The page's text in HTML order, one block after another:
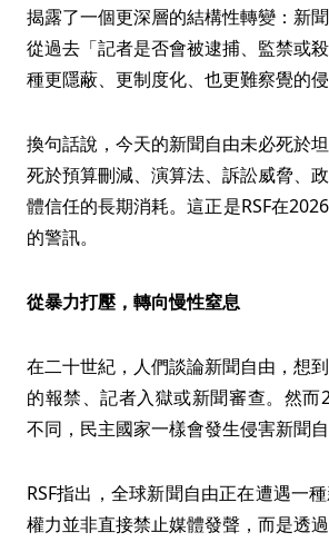
揭露了一個更深層的結構性轉變：新
從過去「記者是否會被逮捕、監禁或
種更隱蔽、更制度化、也更難察覺的侵
換句話說，今天的新聞自由未必死於
死於預算刪減、演算法、訴訟威脅、
體信任的長期消耗。這正是RSF在
的警訊。
從暴力打壓，轉向慢性窒息
在二十世紀，人們談論新聞自由，想
的報禁、記者入獄或新聞審查。然而
不同，民主國家一樣會發生侵害新聞自
RSF指出，全球新聞自由正在遭遇一
權力並非直接禁止媒體發聲，而是透